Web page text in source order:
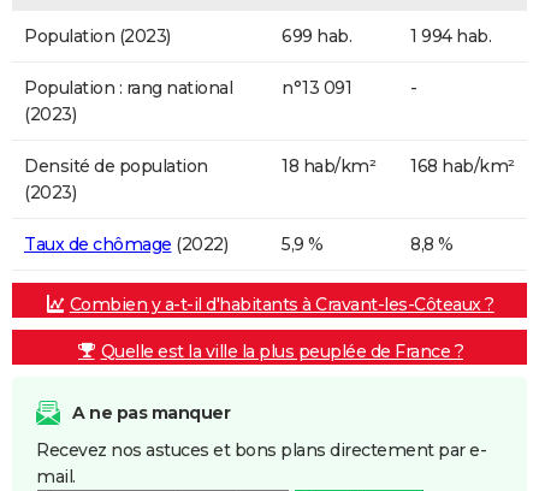
Population (2023) 699 hab. 1 994 hab.
Population : rang national
(2023)
n°13 091 -
Densité de population
(2023)
18 hab/km² 168 hab/km²
Taux de chômage (2022) 5,9 % 8,8 %
Combien y a-t-il d'habitants à Cravant-les-Côteaux ?
Quelle est la ville la plus peuplée de France ?
A ne pas manquer
Recevez nos astuces et bons plans directement par e-
mail.